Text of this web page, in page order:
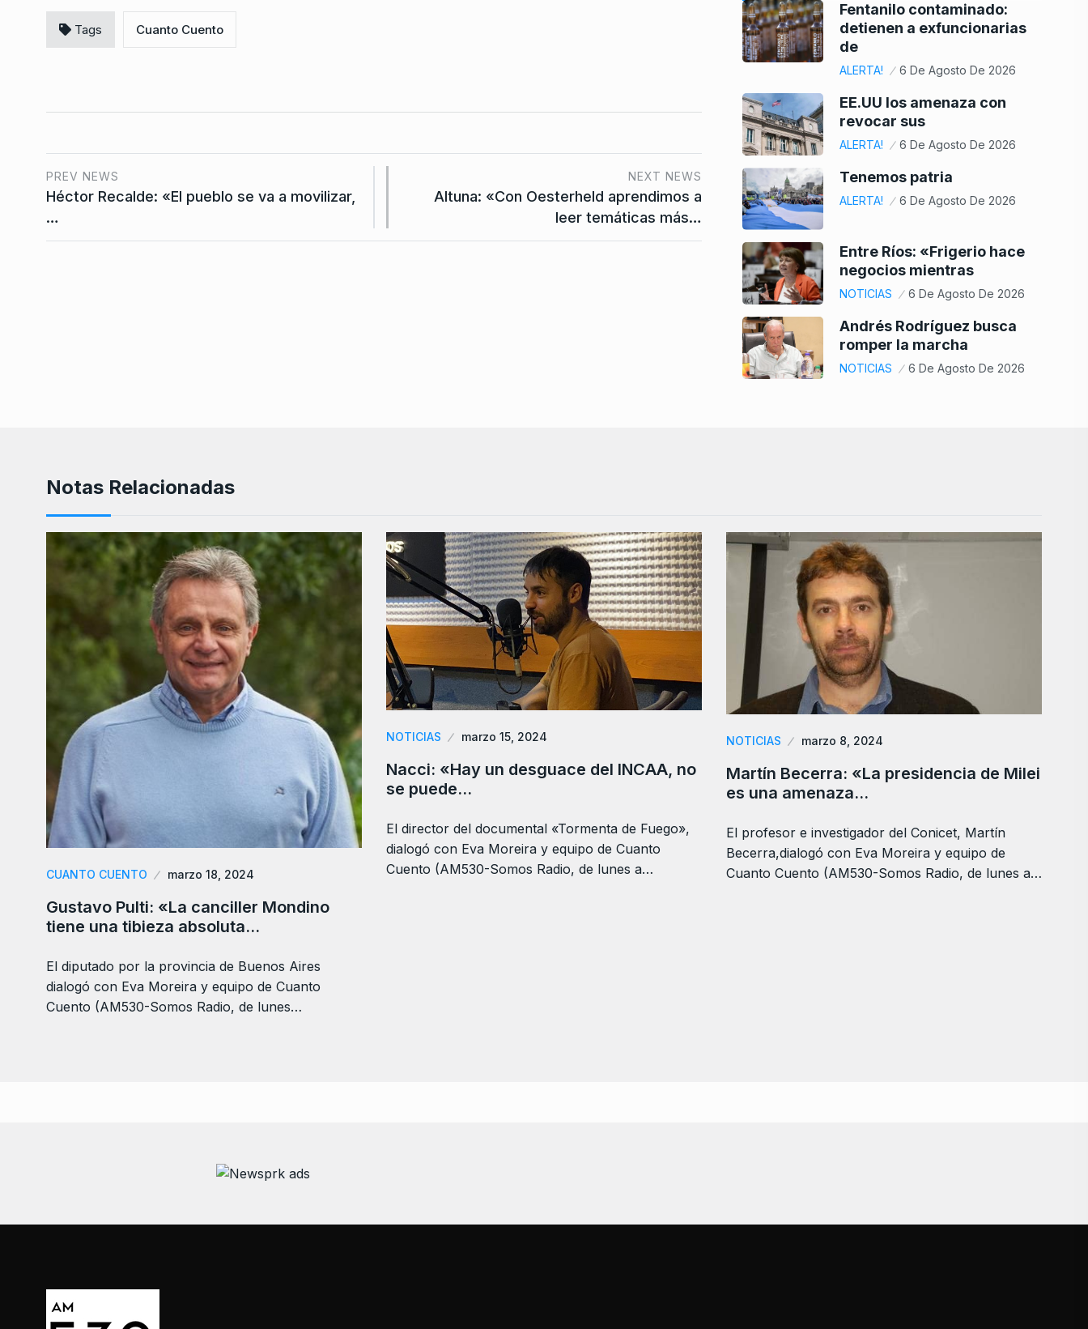
Tags Cuanto Cuento
PREV NEWS
Héctor Recalde: «El pueblo se va a movilizar,
…
NEXT NEWS
Altuna: «Con Oesterheld aprendimos a
leer temáticas más…
Fentanilo contaminado:
detienen a exfuncionarias
de
ALERTA! 6 De Agosto De 2026
EE.UU los amenaza con
revocar sus
ALERTA! 6 De Agosto De 2026
Tenemos patria
ALERTA! 6 De Agosto De 2026
Entre Ríos: «Frigerio hace
negocios mientras
NOTICIAS 6 De Agosto De 2026
Andrés Rodríguez busca
romper la marcha
NOTICIAS 6 De Agosto De 2026
Notas Relacionadas
CUANTO CUENTO marzo 18, 2024
Gustavo Pulti: «La canciller Mondino
tiene una tibieza absoluta…
El diputado por la provincia de Buenos Aires
dialogó con Eva Moreira y equipo de Cuanto
Cuento (AM530-Somos Radio, de lunes…
NOTICIAS marzo 15, 2024
Nacci: «Hay un desguace del INCAA, no
se puede…
El director del documental «Tormenta de Fuego»,
dialogó con Eva Moreira y equipo de Cuanto
Cuento (AM530-Somos Radio, de lunes a…
NOTICIAS marzo 8, 2024
Martín Becerra: «La presidencia de Milei
es una amenaza…
El profesor e investigador del Conicet, Martín
Becerra,dialogó con Eva Moreira y equipo de
Cuanto Cuento (AM530-Somos Radio, de lunes a…